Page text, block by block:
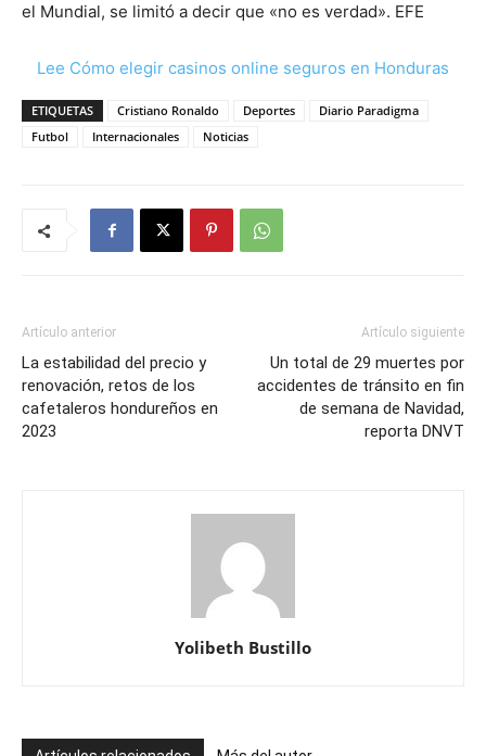
el Mundial, se limitó a decir que «no es verdad». EFE
Lee Cómo elegir casinos online seguros en Honduras
ETIQUETAS Cristiano Ronaldo Deportes
Diario Paradigma
Futbol
Internacionales Noticias
Artículo anterior
La estabilidad del precio y
renovación, retos de los
cafetaleros hondureños en
2023
Artículo siguiente
Un total de 29 muertes por
accidentes de tránsito en fin
de semana de Navidad,
reporta DNVT
Yolibeth Bustillo